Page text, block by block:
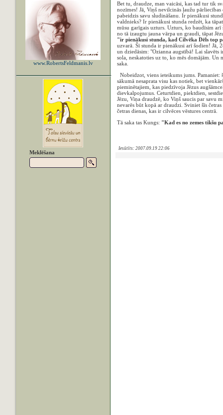
www.RobertsFeldmanis.lv
Meklēšana
Bet tu, draudze, man vaicāsi, kas tad tur tik
nozīmes! Jā, Viņš nevilcinās ļaužu
pabeidzis savu sludināšanu. Ir pienākusi
valdnieks? Ir pienākusi stunda redzēt, ka
mūsu garīgais uzturs. Uzturs, ko baudīsim
no tā izaugtu jauna vārpa un graudi, tāpat
"ir pienākusi stunda, kad Cilvēka Dēls top
uzvarā. Šī stunda ir pienākusi arī šodien! Jā,
un dziedāsim: "Ozianna augstībā! Lai
sola, neskatoties uz to, ko mēs domājām. Un
saka.
Nobeidzot, viens ieteikums jums.
sākumā nesaprata visu kas notiek, bet
pieminētajiem, kas piedzīvoja Jēzus
dievkalpojumus. Ceturtdien, piektdien,
Jēzu, Viņa draudzē, ko Viņš saucis par savu
nevarēs būt kopā ar draudzi. Sviniet šīs
četras dienas, kas ir cilvēces vēstures centrā.
Tā saka tas Kungs: "Kad es no zemes tikšu
Iesūtīts: 2007.09.19 22:06